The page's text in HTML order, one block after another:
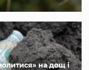
на дощ і